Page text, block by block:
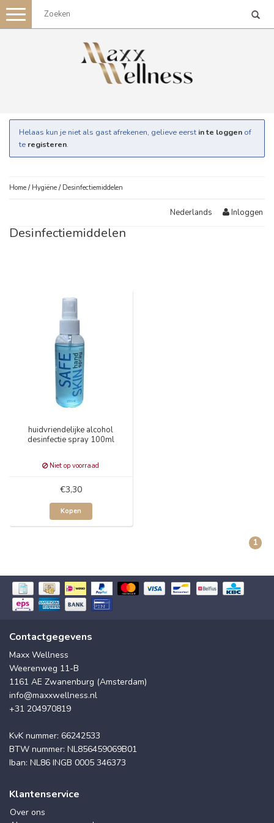
Toggle
navigation
Helaas kun je niet als gast afrekenen, gelieve eerst in te loggen of
te registeren.
Home / Hygiëne / Desinfectiemiddelen
Nederlands Inloggen
Desinfectiemiddelen
huidvriendelijke alcohol
desinfectie spray 100ml
Niet op voorraad
€3,30
Kopen
1
Contactgegevens
Maxx Wellness
Weerenweg 11-B
1161 AE Zwanenburg (Amsterdam)
info@maxxwellness.nl
+31 204970819
KvK nummer: 66242533
BTW nummer: NL856459069B01
Iban: NL86 INGB 0005 346373
Klantenservice
Over ons